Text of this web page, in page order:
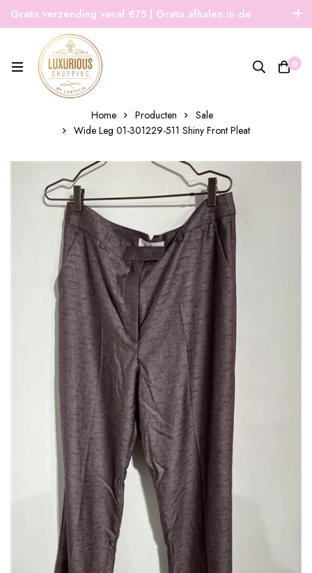
Gratis verzending vanaf €75 | Gratis afhalen in de
winkel | Snelle verzending
0
Home Producten
Sale
Wide Leg 01-301229-511 Shiny Front Pleat